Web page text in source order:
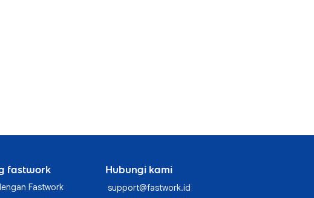
fastwork
Fastwork
Hubungi kami
support@fastwork.id